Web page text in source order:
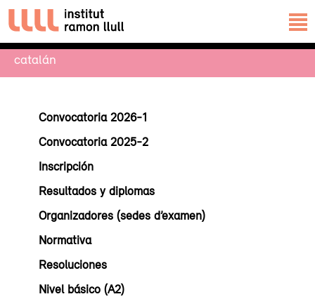
catalán
Convocatoria 2026-1
Convocatoria 2025-2
Inscripción
Resultados y diplomas
Organizadores (sedes d’examen)
Normativa
Resoluciones
Nivel básico (A2)